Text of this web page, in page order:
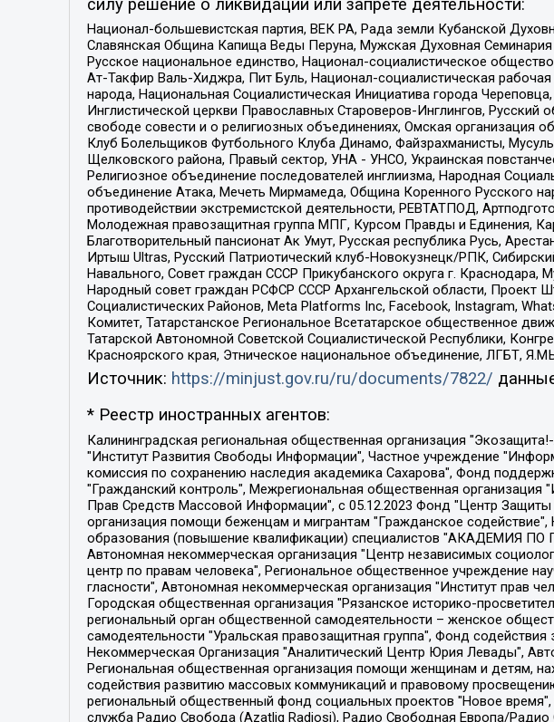
силу решение о ликвидации или запрете деятельности:
Национал-большевистская партия, ВЕК РА, Рада земли Кубанской
Славянская Община Капища Веды Перуна, Мужская Духовная
Русское национальное единство, Национал-социалистическое
Ат-Такфир Валь-Хиджра, Пит Буль, Национал-социалистическая
народа, Национальная Социалистическая Инициатива города
Инглистической церкви Православных Староверов-Инглингов,
свободе совести и о религиозных объединениях, Омская организация
Клуб Болельщиков Футбольного Клуба Динамо, Файзрахманисты,
Щелковского района, Правый сектор, УНА - УНСО, Украинская
Религиозное объединение последователей инглиизма, Народная
объединение Атака, Мечеть Мирмамеда, Община Коренного Русского
противодействии экстремистской деятельности, РЕВТАТПОД,
Молодежная правозащитная группа МПГ, Курсом Правды и Единения,
Благотворительный пансионат Ак Умут, Русская республика Русь,
Иртыш Ultras, Русский Патриотический клуб-Новокузнецк/РПК,
Навального, Совет граждан СССР Прикубанского округа г.
Народный совет граждан РСФСР СССР Архангельской области, Проект
Социалистических Районов, Meta Platforms Inc, Facebook, Instagram,
Комитет, Татарстанское Региональное Всетатарское общественное
Татарской Автономной Советской Социалистической Республики,
Красноярского края, Этническое национальное объединение, ЛГБТ,
Источник: https://minjust.gov.ru/ru/documents/7822/
* Реестр иностранных агентов:
Калининградская региональная общественная организация "Экозащита!-Женсовет", Фонд содействия защите прав и свобод граждан "Общественный вердикт", Фонд "Институт Развития Свободы Информации", Частное учреждение "Информационное агентство МЕМО. РУ", Региональная общественная организация "Общественная комиссия по сохранению наследия академика Сахарова", Фонд поддержки свободы прессы, Санкт-Петербургская общественная правозащитная организация "Гражданский контроль", Межрегиональная общественная организация "Информационно-просветительский центр "Мемориал", Региональный Фонд "Центр Защиты Прав Средств Массовой Информации", с 05.12.2023 Фонд "Центр Защиты Прав Средств массовой информации", Региональная общественная благотворительная организация помощи беженцам и мигрантам "Гражданское содействие", Негосударственное образовательное учреждение дополнительного профессионального образования (повышение квалификации) специалистов "АКАДЕМИЯ ПО ПРАВАМ ЧЕЛОВЕКА", Свердловская региональная общественная организация "Сутяжник", Автономная некоммерческая организация "Центр независимых социологических исследований", Союз общественных объединений "Российский исследовательский центр по правам человека", Региональное общественное учреждение научно-информационный центр "МЕМОРИАЛ", Некоммерческая организация "Фонд защиты гласности", Автономная некоммерческая организация "Институт прав человека", Городская общественная организация "Екатеринбургское общество "МЕМОРИАЛ", Городская общественная организация "Рязанское историко-просветительское и правозащитное общество "Мемориал" (Рязанский Мемориал), Челябинский региональный орган общественной самодеятельности – женское общественное объединение "Женщины Евразии", Челябинский региональный орган общественной самодеятельности "Уральская правозащитная группа", Фонд содействия защите здоровья и социальной справедливости имени Андрея Рылькова, Автономная Некоммерческая Организация "Аналитический Центр Юрия Левады", Автономная некоммерческая организация социальной поддержки населения "Проект Апрель", Региональная общественная организация помощи женщинам и детям, находящимся в кризисной ситуации "Информационно-методический центр "Анна", Фонд содействия развитию массовых коммуникаций и правовому просвещению "Так-так-Так", Фонд содействия устойчивому развитию "Серебряная тайга", Свердловский региональный общественный фонд социальных проектов "Новое время", "Idel.Реалии", Кавказ.Реалии, Крым.Реалии, Телеканал Настоящее Время, Татаро-башкирская служба Радио Свобода (Azatliq Radiosi), Радио Свободная Европа/Радио Свобода (PCE/PC), "Сибирь.Реалии", "Фактограф", Благотворительный фонд помощи осужденным и их семьям, Автономная некоммерческая организация "Институт глобализации и социальных движений", Фонд "В защиту прав заключенных", Частное учреждение "Центр поддержки и содействия развитию средств массовой информации", Пензенский региональный общественный благотворительный фонд "Гражданский союз", "Север.Реалии", Некоммерческая организация Фонд "Правовая инициатива", Общество с ограниченной ответственностью "Радио Свободная Европа/Радио Свобода", Чешское информационное агентство "MEDIUM-ORIENT", Красноярская региональная общественная организация "Мы против СПИДа", Камалягин Денис Николаевич, Маркелов Сергей Евгеньевич, Пономарев Лев Александрович, Савицкая Людмила Алексеевна, Автономная некоммерческая организация "Центр по работе с проблемой насилия "НАСИЛИЮ.НЕТ", Межрегиональный профессиональный союз работников здравоохранения "Альянс врачей", Юридическое лицо, зарегистрированное в Латвийской Республике, SIA "Medusa Project" (регистрационный номер 40103797863, дата регистрации 10.06.2014), Некоммерческая организация "Фонд по борьбе с коррупцией", Автономная некоммерческая организация "Институт права и публичной политики", Баданин Роман Сергеевич, Гликин Максим Александрович, Железнова Мария Михайловна, Лукьянова Юлия Сергеевна, Маетная Елизавета Витальевна, Маняхин Петр Борисович, Чуракова Ольга Владимировна, Ярош Юлия Петровна, Юридическое лицо "The Insider SIA", зарегистрированное в Риге, Латвийская Республика (дата регистрации 26.06.2015), являющееся администратором доменного имени интернет-издания "The Insider SIA", https://theins.ru, Постернак Алексей Евгеньевич, Рубин Михаил Аркадьевич, Анин Роман